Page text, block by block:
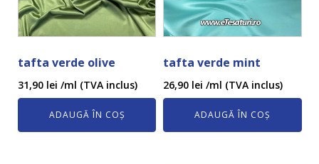
tafta verde olive
31,90 lei /ml (TVA inclus)
ADAUGĂ ÎN COȘ
tafta verde mint
26,90 lei /ml (TVA inclus)
ADAUGĂ ÎN COȘ